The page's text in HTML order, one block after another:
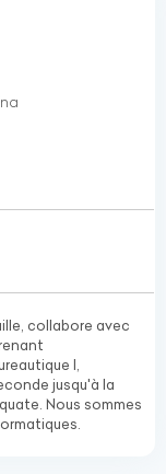
collabore avec
I,
jusqu'à la
Nous sommes